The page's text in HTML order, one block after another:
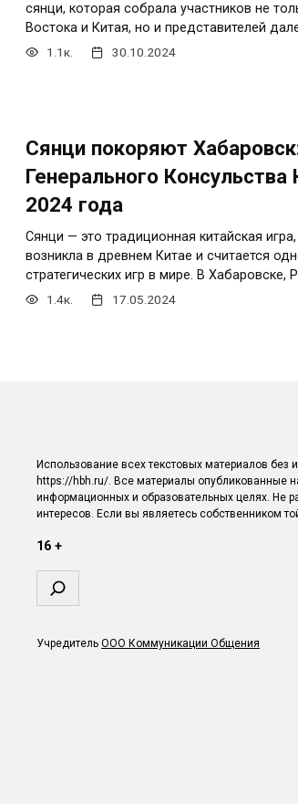
сянци, которая собрала участников не
Востока и Китая, но и представителей
1.1к. 30.10.2024
Сянци покоряют
Генерального
2024 года
Сянци — это традиционная китайская
возникла в древнем Китае и считается
стратегических игр в мире. В Хабаровске,
1.4к. 17.05.2024
Использование всех текстовых материалов
https://hbh.ru/. Все материалы опубликованные
информационных и образовательных целях. Не
интересов. Если вы являетесь собственником
16 +
Поиск
Учредитель ООО Коммуникации Общения